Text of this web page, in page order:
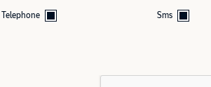
Sms
Telephone